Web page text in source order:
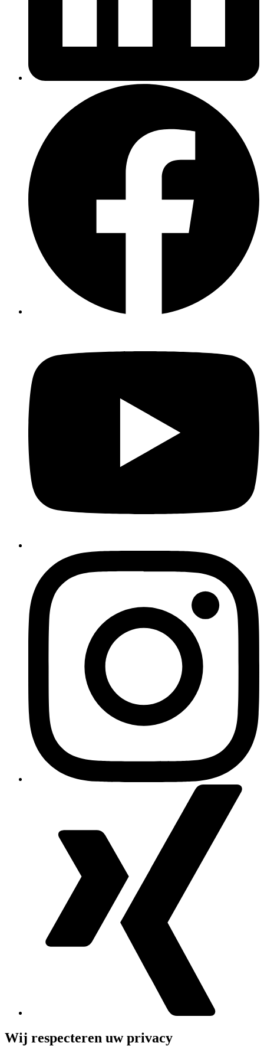
Wij respecteren uw privacy